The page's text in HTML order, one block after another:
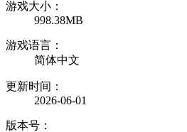
游戏大小：
998.38MB
游戏语言：
简体中文
更新时间：
2026-06-01
版本号：